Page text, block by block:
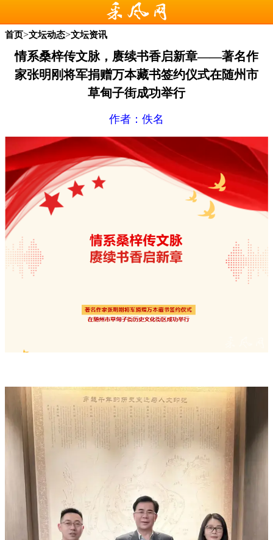
首页>文坛动态>文坛资讯
情系桑梓传文脉，赓续书香启新章——著名作
家张明刚将军捐赠万本藏书签约仪式在随州市
草甸子街成功举行
作者：佚名